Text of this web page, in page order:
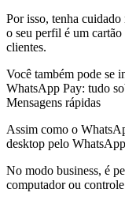
Por isso, tenha
o seu perfil é um cartão
clientes.
Você também pode se
WhatsApp Pay: tudo
Mensagens rápidas
Assim como o
desktop pelo
No modo business, é
computador ou controle